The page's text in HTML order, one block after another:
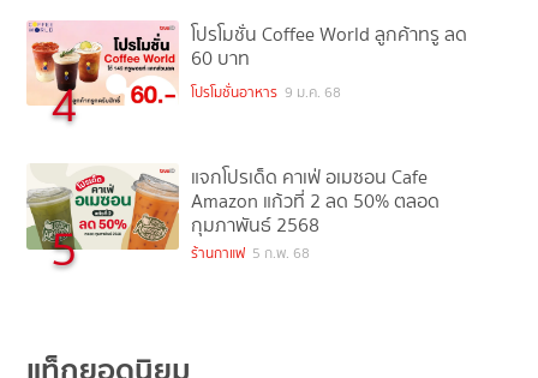
4
โปรโมชั่น Coffee World ลูกค้าทรู ลด
60 บาท
โปรโมชั่นอาหาร 9 ม.ค. 68
5
แจกโปรเด็ด คาเฟ่ อเมซอน Cafe
Amazon แก้วที่ 2 ลด 50% ตลอด
กุมภาพันธ์ 2568
ร้านกาแฟ 5 ก.พ. 68